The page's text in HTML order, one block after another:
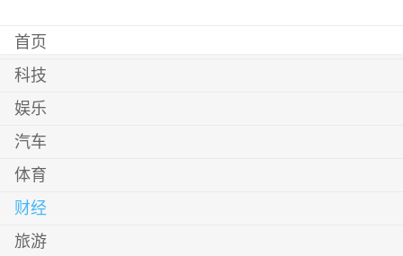
首页
科技
娱乐
汽车
体育
财经
旅游